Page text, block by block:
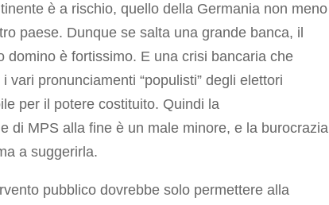
è a rischio, quello della Germania non meno
paese. Dunque se salta una grande banca, il
domino è fortissimo. E una crisi bancaria che
vari pronunciamenti “populisti” degli elettori
per il potere costituito. Quindi la
di MPS alla fine è un male minore, e la burocrazia
a suggerirla.
pubblico dovrebbe solo permettere alla